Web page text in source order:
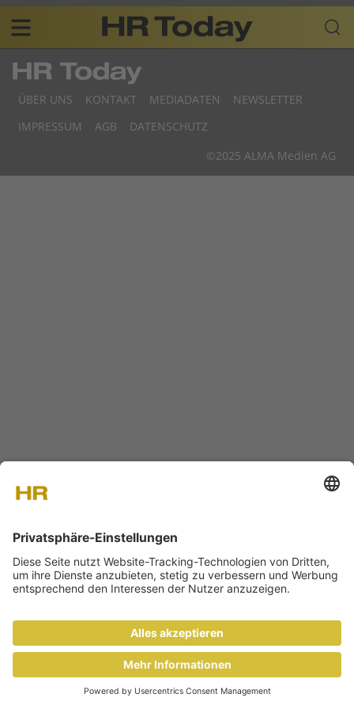
Skip
content
Plattform
für
Human
Resources
Main
navigation
DE
ÜBER UNS KONTAKT MEDIADATEN
NEWSLETTER
IMPRESSUM
AGB
DATENSCHUTZ
©2025 ALMA Medien AG